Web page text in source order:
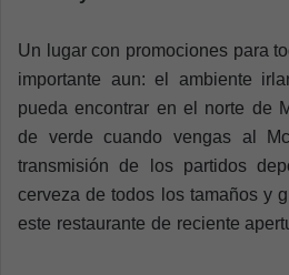
Un lugar con promociones para
importante aun: el ambiente
pueda encontrar en el norte de
de verde cuando vengas al
transmisión de los partidos
cerveza de todos los tamaños y
este restaurante de reciente